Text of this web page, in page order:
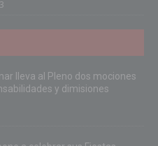
lleva al Pleno dos mociones
y dimisiones